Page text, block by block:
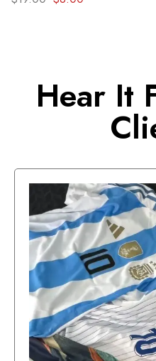
Hear It